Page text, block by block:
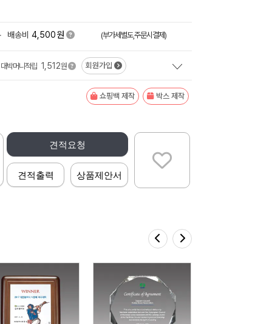
배송비 4,500원 (부가세별도,주문시결제)
대박머니적립 1,512원 회원가입
쇼핑백 제작 박스 제작
견적요청
견적출력 상품제안서